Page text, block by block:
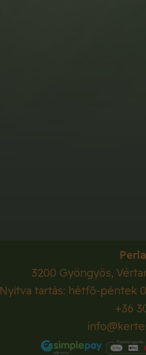
3200 Gyöngyös,
Nyitva tartás: hétfő-péntek
+36